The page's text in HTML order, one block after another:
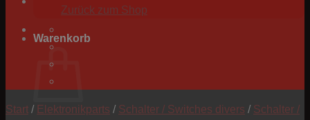
Zurück zum Shop
Warenkorb
Start / Elektronikparts / Schalter / Switches divers / Schalter /